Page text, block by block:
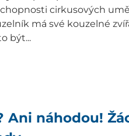
cirkusových
má své kouzelné
být...
Ani náhodou!